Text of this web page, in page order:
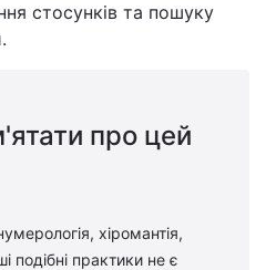
стосунків та пошуку
про цей
хіромантія,
подібні практики не є